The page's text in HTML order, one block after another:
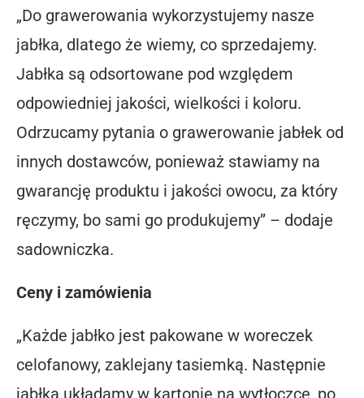
„Do grawerowania wykorzystujemy nasze
jabłka, dlatego że wiemy, co sprzedajemy.
Jabłka są odsortowane pod względem
odpowiedniej jakości, wielkości i koloru.
Odrzucamy pytania o grawerowanie jabłek od
innych dostawców, ponieważ stawiamy na
gwarancję produktu i jakości owocu, za który
ręczymy, bo sami go produkujemy” – dodaje
sadowniczka.
Ceny i zamówienia
„Każde jabłko jest pakowane w woreczek
celofanowy, zaklejany tasiemką. Następnie
jabłka układamy w kartonie na wytłoczce, po